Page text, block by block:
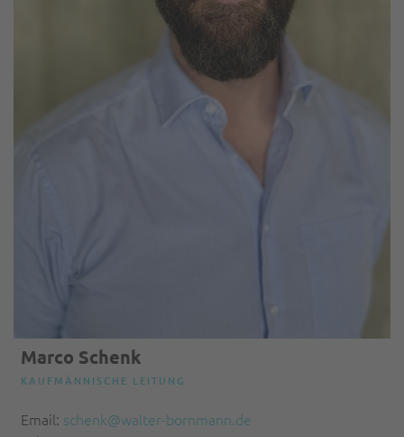
Marco Schenk
KAUFMÄNNISCHE LEITUNG
Email: schenk@walter-bornmann.de